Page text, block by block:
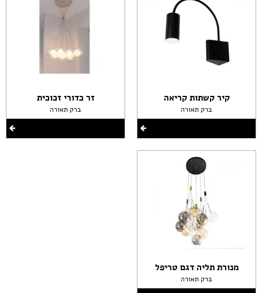
קיר קשתות קריאה
ברק תאורה
מנורת תליה דגם טריפל
ברק תאורה
זר כדורי זכוכית
ברק תאורה